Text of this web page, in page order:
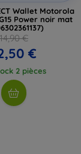
Wallet Motorola
Power noir mat
14,90 €
€
2 pièces